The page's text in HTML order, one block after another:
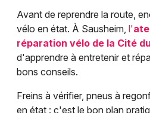
Avant de reprendre la route,
vélo en état. À Sausheim, l'
réparation vélo de la Cité
d'apprendre à entretenir et
bons conseils.
Freins à vérifier, pneus à
en état : c'est le bon plan